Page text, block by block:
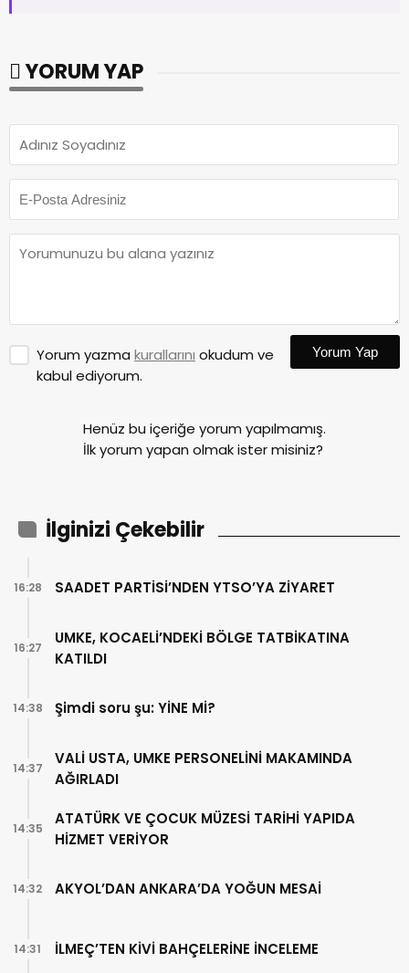
YORUM YAP
Yorum yazma kurallarını okudum ve
kabul ediyorum.
Yorum Yap
Henüz bu içeriğe yorum yapılmamış.
İlk yorum yapan olmak ister misiniz?
İlginizi Çekebilir
SAADET PARTİSİ’NDEN YTSO’YA ZİYARET
16:28
UMKE, KOCAELİ’NDEKİ BÖLGE TATBİKATINA
KATILDI
16:27
Şimdi soru şu: YİNE Mİ?
14:38
VALİ USTA, UMKE PERSONELİNİ MAKAMINDA
AĞIRLADI
14:37
ATATÜRK VE ÇOCUK MÜZESİ TARİHİ YAPIDA
HİZMET VERİYOR
14:35
AKYOL’DAN ANKARA’DA YOĞUN MESAİ
14:32
İLMEÇ’TEN KİVİ BAHÇELERİNE İNCELEME
14:31